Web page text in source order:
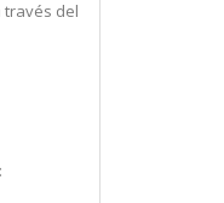
través del